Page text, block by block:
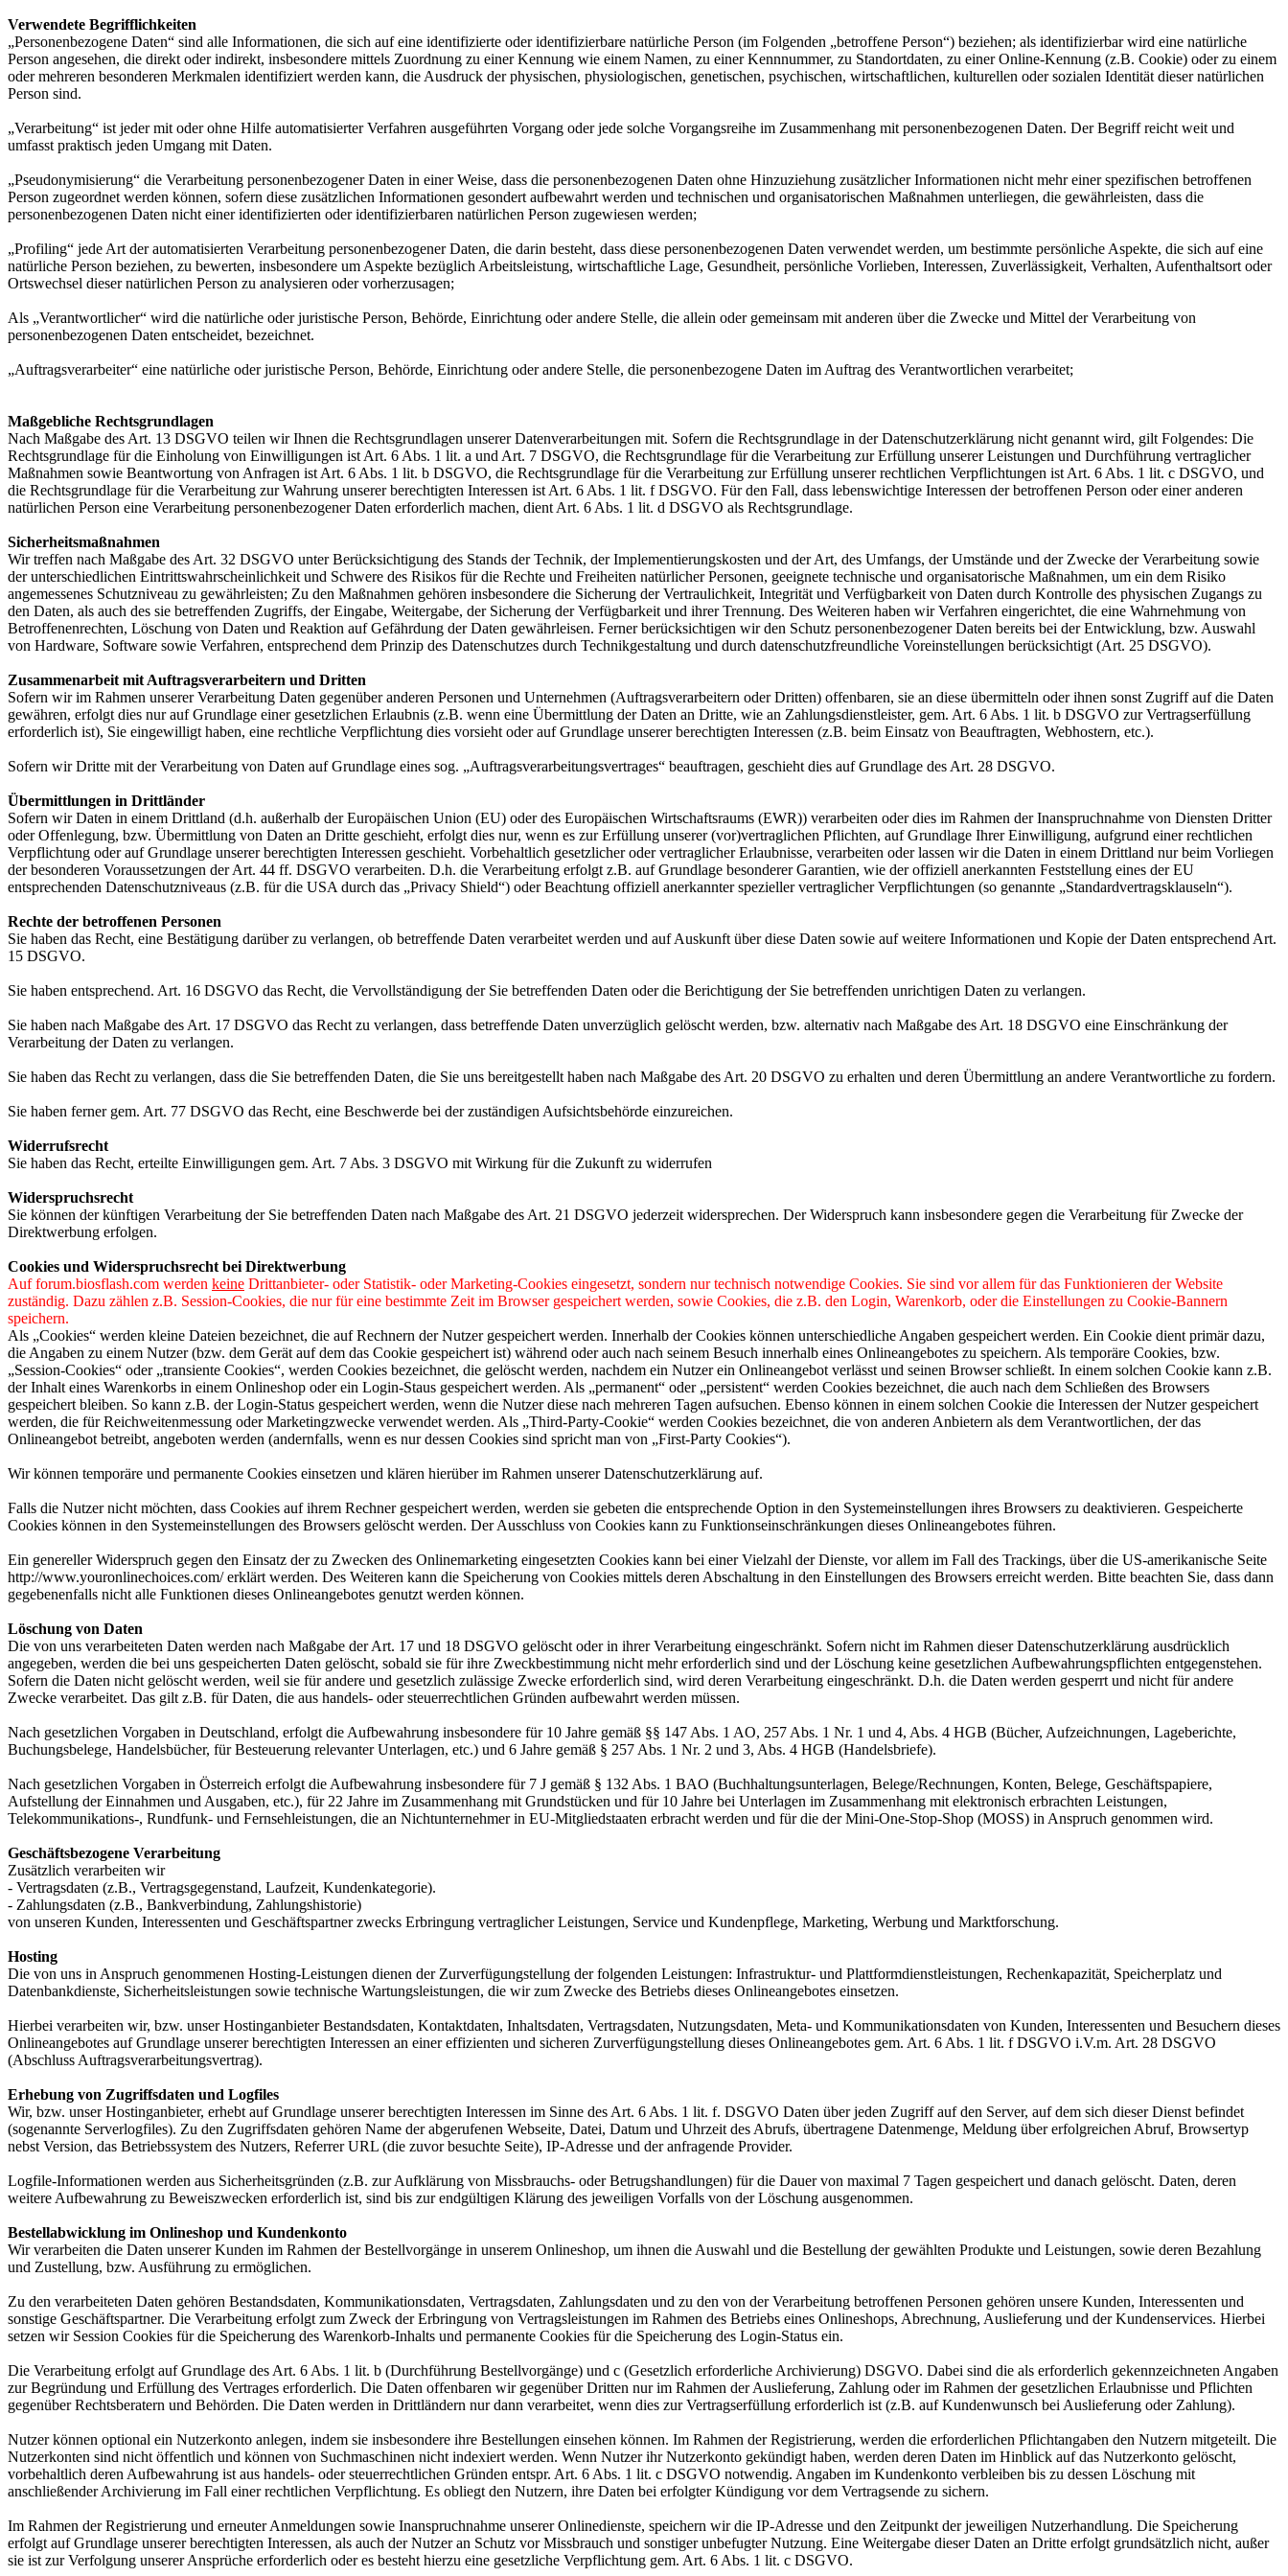
Verwendete Begrifflichkeiten
„Personenbezogene Daten“ sind alle Informationen, die sich auf eine identifizierte oder identifizierbare natürliche Person (im Folgenden „betroffene Person“) beziehen; als identifizierbar wird eine natürliche
Person angesehen, die direkt oder indirekt, insbesondere mittels Zuordnung zu einer Kennung wie einem Namen, zu einer Kennnummer, zu Standortdaten, zu einer Online-Kennung (z.B. Cookie) oder zu einem
oder mehreren besonderen Merkmalen identifiziert werden kann, die Ausdruck der physischen, physiologischen, genetischen, psychischen, wirtschaftlichen, kulturellen oder sozialen Identität dieser natürlichen
Person sind.
„Verarbeitung“ ist jeder mit oder ohne Hilfe automatisierter Verfahren ausgeführten Vorgang oder jede solche Vorgangsreihe im Zusammenhang mit personenbezogenen Daten. Der Begriff reicht weit und
umfasst praktisch jeden Umgang mit Daten.
„Pseudonymisierung“ die Verarbeitung personenbezogener Daten in einer Weise, dass die personenbezogenen Daten ohne Hinzuziehung zusätzlicher Informationen nicht mehr einer spezifischen betroffenen
Person zugeordnet werden können, sofern diese zusätzlichen Informationen gesondert aufbewahrt werden und technischen und organisatorischen Maßnahmen unterliegen, die gewährleisten, dass die
personenbezogenen Daten nicht einer identifizierten oder identifizierbaren natürlichen Person zugewiesen werden;
„Profiling“ jede Art der automatisierten Verarbeitung personenbezogener Daten, die darin besteht, dass diese personenbezogenen Daten verwendet werden, um bestimmte persönliche Aspekte, die sich auf eine
natürliche Person beziehen, zu bewerten, insbesondere um Aspekte bezüglich Arbeitsleistung, wirtschaftliche Lage, Gesundheit, persönliche Vorlieben, Interessen, Zuverlässigkeit, Verhalten, Aufenthaltsort oder
Ortswechsel dieser natürlichen Person zu analysieren oder vorherzusagen;
Als „Verantwortlicher“ wird die natürliche oder juristische Person, Behörde, Einrichtung oder andere Stelle, die allein oder gemeinsam mit anderen über die Zwecke und Mittel der Verarbeitung von
personenbezogenen Daten entscheidet, bezeichnet.
„Auftragsverarbeiter“ eine natürliche oder juristische Person, Behörde, Einrichtung oder andere Stelle, die personenbezogene Daten im Auftrag des Verantwortlichen verarbeitet;
Maßgebliche Rechtsgrundlagen
Nach Maßgabe des Art. 13 DSGVO teilen wir Ihnen die Rechtsgrundlagen unserer Datenverarbeitungen mit. Sofern die Rechtsgrundlage in der Datenschutzerklärung nicht genannt wird, gilt Folgendes: Die
Rechtsgrundlage für die Einholung von Einwilligungen ist Art. 6 Abs. 1 lit. a und Art. 7 DSGVO, die Rechtsgrundlage für die Verarbeitung zur Erfüllung unserer Leistungen und Durchführung vertraglicher
Maßnahmen sowie Beantwortung von Anfragen ist Art. 6 Abs. 1 lit. b DSGVO, die Rechtsgrundlage für die Verarbeitung zur Erfüllung unserer rechtlichen Verpflichtungen ist Art. 6 Abs. 1 lit. c DSGVO, und
die Rechtsgrundlage für die Verarbeitung zur Wahrung unserer berechtigten Interessen ist Art. 6 Abs. 1 lit. f DSGVO. Für den Fall, dass lebenswichtige Interessen der betroffenen Person oder einer anderen
natürlichen Person eine Verarbeitung personenbezogener Daten erforderlich machen, dient Art. 6 Abs. 1 lit. d DSGVO als Rechtsgrundlage.
Sicherheitsmaßnahmen
Wir treffen nach Maßgabe des Art. 32 DSGVO unter Berücksichtigung des Stands der Technik, der Implementierungskosten und der Art, des Umfangs, der Umstände und der Zwecke der Verarbeitung sowie
der unterschiedlichen Eintrittswahrscheinlichkeit und Schwere des Risikos für die Rechte und Freiheiten natürlicher Personen, geeignete technische und organisatorische Maßnahmen, um ein dem Risiko
angemessenes Schutzniveau zu gewährleisten; Zu den Maßnahmen gehören insbesondere die Sicherung der Vertraulichkeit, Integrität und Verfügbarkeit von Daten durch Kontrolle des physischen Zugangs zu
den Daten, als auch des sie betreffenden Zugriffs, der Eingabe, Weitergabe, der Sicherung der Verfügbarkeit und ihrer Trennung. Des Weiteren haben wir Verfahren eingerichtet, die eine Wahrnehmung von
Betroffenenrechten, Löschung von Daten und Reaktion auf Gefährdung der Daten gewährleisen. Ferner berücksichtigen wir den Schutz personenbezogener Daten bereits bei der Entwicklung, bzw. Auswahl
von Hardware, Software sowie Verfahren, entsprechend dem Prinzip des Datenschutzes durch Technikgestaltung und durch datenschutzfreundliche Voreinstellungen berücksichtigt (Art. 25 DSGVO).
Zusammenarbeit mit Auftragsverarbeitern und Dritten
Sofern wir im Rahmen unserer Verarbeitung Daten gegenüber anderen Personen und Unternehmen (Auftragsverarbeitern oder Dritten) offenbaren, sie an diese übermitteln oder ihnen sonst Zugriff auf die Daten
gewähren, erfolgt dies nur auf Grundlage einer gesetzlichen Erlaubnis (z.B. wenn eine Übermittlung der Daten an Dritte, wie an Zahlungsdienstleister, gem. Art. 6 Abs. 1 lit. b DSGVO zur Vertragserfüllung
erforderlich ist), Sie eingewilligt haben, eine rechtliche Verpflichtung dies vorsieht oder auf Grundlage unserer berechtigten Interessen (z.B. beim Einsatz von Beauftragten, Webhostern, etc.).
Sofern wir Dritte mit der Verarbeitung von Daten auf Grundlage eines sog. „Auftragsverarbeitungsvertrages“ beauftragen, geschieht dies auf Grundlage des Art. 28 DSGVO.
Übermittlungen in Drittländer
Sofern wir Daten in einem Drittland (d.h. außerhalb der Europäischen Union (EU) oder des Europäischen Wirtschaftsraums (EWR)) verarbeiten oder dies im Rahmen der Inanspruchnahme von Diensten Dritter
oder Offenlegung, bzw. Übermittlung von Daten an Dritte geschieht, erfolgt dies nur, wenn es zur Erfüllung unserer (vor)vertraglichen Pflichten, auf Grundlage Ihrer Einwilligung, aufgrund einer rechtlichen
Verpflichtung oder auf Grundlage unserer berechtigten Interessen geschieht. Vorbehaltlich gesetzlicher oder vertraglicher Erlaubnisse, verarbeiten oder lassen wir die Daten in einem Drittland nur beim Vorliegen
der besonderen Voraussetzungen der Art. 44 ff. DSGVO verarbeiten. D.h. die Verarbeitung erfolgt z.B. auf Grundlage besonderer Garantien, wie der offiziell anerkannten Feststellung eines der EU
entsprechenden Datenschutzniveaus (z.B. für die USA durch das „Privacy Shield“) oder Beachtung offiziell anerkannter spezieller vertraglicher Verpflichtungen (so genannte „Standardvertragsklauseln“).
Rechte der betroffenen Personen
Sie haben das Recht, eine Bestätigung darüber zu verlangen, ob betreffende Daten verarbeitet werden und auf Auskunft über diese Daten sowie auf weitere Informationen und Kopie der Daten entsprechend Art.
15 DSGVO.
Sie haben entsprechend. Art. 16 DSGVO das Recht, die Vervollständigung der Sie betreffenden Daten oder die Berichtigung der Sie betreffenden unrichtigen Daten zu verlangen.
Sie haben nach Maßgabe des Art. 17 DSGVO das Recht zu verlangen, dass betreffende Daten unverzüglich gelöscht werden, bzw. alternativ nach Maßgabe des Art. 18 DSGVO eine Einschränkung der
Verarbeitung der Daten zu verlangen.
Sie haben das Recht zu verlangen, dass die Sie betreffenden Daten, die Sie uns bereitgestellt haben nach Maßgabe des Art. 20 DSGVO zu erhalten und deren Übermittlung an andere Verantwortliche zu fordern.
Sie haben ferner gem. Art. 77 DSGVO das Recht, eine Beschwerde bei der zuständigen Aufsichtsbehörde einzureichen.
Widerrufsrecht
Sie haben das Recht, erteilte Einwilligungen gem. Art. 7 Abs. 3 DSGVO mit Wirkung für die Zukunft zu widerrufen
Widerspruchsrecht
Sie können der künftigen Verarbeitung der Sie betreffenden Daten nach Maßgabe des Art. 21 DSGVO jederzeit widersprechen. Der Widerspruch kann insbesondere gegen die Verarbeitung für Zwecke der
Direktwerbung erfolgen.
Cookies und Widerspruchsrecht bei Direktwerbung
Auf forum.biosflash.com werden keine Drittanbieter- oder Statistik- oder Marketing-Cookies eingesetzt, sondern nur technisch notwendige Cookies. Sie sind vor allem für das Funktionieren der Website
zuständig. Dazu zählen z.B. Session-Cookies, die nur für eine bestimmte Zeit im Browser gespeichert werden, sowie Cookies, die z.B. den Login, Warenkorb, oder die Einstellungen zu Cookie-Bannern
speichern.
Als „Cookies“ werden kleine Dateien bezeichnet, die auf Rechnern der Nutzer gespeichert werden. Innerhalb der Cookies können unterschiedliche Angaben gespeichert werden. Ein Cookie dient primär dazu,
die Angaben zu einem Nutzer (bzw. dem Gerät auf dem das Cookie gespeichert ist) während oder auch nach seinem Besuch innerhalb eines Onlineangebotes zu speichern. Als temporäre Cookies, bzw.
„Session-Cookies“ oder „transiente Cookies“, werden Cookies bezeichnet, die gelöscht werden, nachdem ein Nutzer ein Onlineangebot verlässt und seinen Browser schließt. In einem solchen Cookie kann z.B.
der Inhalt eines Warenkorbs in einem Onlineshop oder ein Login-Staus gespeichert werden. Als „permanent“ oder „persistent“ werden Cookies bezeichnet, die auch nach dem Schließen des Browsers
gespeichert bleiben. So kann z.B. der Login-Status gespeichert werden, wenn die Nutzer diese nach mehreren Tagen aufsuchen. Ebenso können in einem solchen Cookie die Interessen der Nutzer gespeichert
werden, die für Reichweitenmessung oder Marketingzwecke verwendet werden. Als „Third-Party-Cookie“ werden Cookies bezeichnet, die von anderen Anbietern als dem Verantwortlichen, der das
Onlineangebot betreibt, angeboten werden (andernfalls, wenn es nur dessen Cookies sind spricht man von „First-Party Cookies“).
Wir können temporäre und permanente Cookies einsetzen und klären hierüber im Rahmen unserer Datenschutzerklärung auf.
Falls die Nutzer nicht möchten, dass Cookies auf ihrem Rechner gespeichert werden, werden sie gebeten die entsprechende Option in den Systemeinstellungen ihres Browsers zu deaktivieren. Gespeicherte
Cookies können in den Systemeinstellungen des Browsers gelöscht werden. Der Ausschluss von Cookies kann zu Funktionseinschränkungen dieses Onlineangebotes führen.
Ein genereller Widerspruch gegen den Einsatz der zu Zwecken des Onlinemarketing eingesetzten Cookies kann bei einer Vielzahl der Dienste, vor allem im Fall des Trackings, über die US-amerikanische Seite
http://www.youronlinechoices.com/ erklärt werden. Des Weiteren kann die Speicherung von Cookies mittels deren Abschaltung in den Einstellungen des Browsers erreicht werden. Bitte beachten Sie, dass dann
gegebenenfalls nicht alle Funktionen dieses Onlineangebotes genutzt werden können.
Löschung von Daten
Die von uns verarbeiteten Daten werden nach Maßgabe der Art. 17 und 18 DSGVO gelöscht oder in ihrer Verarbeitung eingeschränkt. Sofern nicht im Rahmen dieser Datenschutzerklärung ausdrücklich
angegeben, werden die bei uns gespeicherten Daten gelöscht, sobald sie für ihre Zweckbestimmung nicht mehr erforderlich sind und der Löschung keine gesetzlichen Aufbewahrungspflichten entgegenstehen.
Sofern die Daten nicht gelöscht werden, weil sie für andere und gesetzlich zulässige Zwecke erforderlich sind, wird deren Verarbeitung eingeschränkt. D.h. die Daten werden gesperrt und nicht für andere
Zwecke verarbeitet. Das gilt z.B. für Daten, die aus handels- oder steuerrechtlichen Gründen aufbewahrt werden müssen.
Nach gesetzlichen Vorgaben in Deutschland, erfolgt die Aufbewahrung insbesondere für 10 Jahre gemäß §§ 147 Abs. 1 AO, 257 Abs. 1 Nr. 1 und 4, Abs. 4 HGB (Bücher, Aufzeichnungen, Lageberichte,
Buchungsbelege, Handelsbücher, für Besteuerung relevanter Unterlagen, etc.) und 6 Jahre gemäß § 257 Abs. 1 Nr. 2 und 3, Abs. 4 HGB (Handelsbriefe).
Nach gesetzlichen Vorgaben in Österreich erfolgt die Aufbewahrung insbesondere für 7 J gemäß § 132 Abs. 1 BAO (Buchhaltungsunterlagen, Belege/Rechnungen, Konten, Belege, Geschäftspapiere,
Aufstellung der Einnahmen und Ausgaben, etc.), für 22 Jahre im Zusammenhang mit Grundstücken und für 10 Jahre bei Unterlagen im Zusammenhang mit elektronisch erbrachten Leistungen,
Telekommunikations-, Rundfunk- und Fernsehleistungen, die an Nichtunternehmer in EU-Mitgliedstaaten erbracht werden und für die der Mini-One-Stop-Shop (MOSS) in Anspruch genommen wird.
Geschäftsbezogene Verarbeitung
Zusätzlich verarbeiten wir
- Vertragsdaten (z.B., Vertragsgegenstand, Laufzeit, Kundenkategorie).
- Zahlungsdaten (z.B., Bankverbindung, Zahlungshistorie)
von unseren Kunden, Interessenten und Geschäftspartner zwecks Erbringung vertraglicher Leistungen, Service und Kundenpflege, Marketing, Werbung und Marktforschung.
Hosting
Die von uns in Anspruch genommenen Hosting-Leistungen dienen der Zurverfügungstellung der folgenden Leistungen: Infrastruktur- und Plattformdienstleistungen, Rechenkapazität, Speicherplatz und
Datenbankdienste, Sicherheitsleistungen sowie technische Wartungsleistungen, die wir zum Zwecke des Betriebs dieses Onlineangebotes einsetzen.
Hierbei verarbeiten wir, bzw. unser Hostinganbieter Bestandsdaten, Kontaktdaten, Inhaltsdaten, Vertragsdaten, Nutzungsdaten, Meta- und Kommunikationsdaten von Kunden, Interessenten und Besuchern dieses
Onlineangebotes auf Grundlage unserer berechtigten Interessen an einer effizienten und sicheren Zurverfügungstellung dieses Onlineangebotes gem. Art. 6 Abs. 1 lit. f DSGVO i.V.m. Art. 28 DSGVO
(Abschluss Auftragsverarbeitungsvertrag).
Erhebung von Zugriffsdaten und Logfiles
Wir, bzw. unser Hostinganbieter, erhebt auf Grundlage unserer berechtigten Interessen im Sinne des Art. 6 Abs. 1 lit. f. DSGVO Daten über jeden Zugriff auf den Server, auf dem sich dieser Dienst befindet
(sogenannte Serverlogfiles). Zu den Zugriffsdaten gehören Name der abgerufenen Webseite, Datei, Datum und Uhrzeit des Abrufs, übertragene Datenmenge, Meldung über erfolgreichen Abruf, Browsertyp
nebst Version, das Betriebssystem des Nutzers, Referrer URL (die zuvor besuchte Seite), IP-Adresse und der anfragende Provider.
Logfile-Informationen werden aus Sicherheitsgründen (z.B. zur Aufklärung von Missbrauchs- oder Betrugshandlungen) für die Dauer von maximal 7 Tagen gespeichert und danach gelöscht. Daten, deren
weitere Aufbewahrung zu Beweiszwecken erforderlich ist, sind bis zur endgültigen Klärung des jeweiligen Vorfalls von der Löschung ausgenommen.
Bestellabwicklung im Onlineshop und Kundenkonto
Wir verarbeiten die Daten unserer Kunden im Rahmen der Bestellvorgänge in unserem Onlineshop, um ihnen die Auswahl und die Bestellung der gewählten Produkte und Leistungen, sowie deren Bezahlung
und Zustellung, bzw. Ausführung zu ermöglichen.
Zu den verarbeiteten Daten gehören Bestandsdaten, Kommunikationsdaten, Vertragsdaten, Zahlungsdaten und zu den von der Verarbeitung betroffenen Personen gehören unsere Kunden, Interessenten und
sonstige Geschäftspartner. Die Verarbeitung erfolgt zum Zweck der Erbringung von Vertragsleistungen im Rahmen des Betriebs eines Onlineshops, Abrechnung, Auslieferung und der Kundenservices. Hierbei
setzen wir Session Cookies für die Speicherung des Warenkorb-Inhalts und permanente Cookies für die Speicherung des Login-Status ein.
Die Verarbeitung erfolgt auf Grundlage des Art. 6 Abs. 1 lit. b (Durchführung Bestellvorgänge) und c (Gesetzlich erforderliche Archivierung) DSGVO. Dabei sind die als erforderlich gekennzeichneten Angaben
zur Begründung und Erfüllung des Vertrages erforderlich. Die Daten offenbaren wir gegenüber Dritten nur im Rahmen der Auslieferung, Zahlung oder im Rahmen der gesetzlichen Erlaubnisse und Pflichten
gegenüber Rechtsberatern und Behörden. Die Daten werden in Drittländern nur dann verarbeitet, wenn dies zur Vertragserfüllung erforderlich ist (z.B. auf Kundenwunsch bei Auslieferung oder Zahlung).
Nutzer können optional ein Nutzerkonto anlegen, indem sie insbesondere ihre Bestellungen einsehen können. Im Rahmen der Registrierung, werden die erforderlichen Pflichtangaben den Nutzern mitgeteilt. Die
Nutzerkonten sind nicht öffentlich und können von Suchmaschinen nicht indexiert werden. Wenn Nutzer ihr Nutzerkonto gekündigt haben, werden deren Daten im Hinblick auf das Nutzerkonto gelöscht,
vorbehaltlich deren Aufbewahrung ist aus handels- oder steuerrechtlichen Gründen entspr. Art. 6 Abs. 1 lit. c DSGVO notwendig. Angaben im Kundenkonto verbleiben bis zu dessen Löschung mit
anschließender Archivierung im Fall einer rechtlichen Verpflichtung. Es obliegt den Nutzern, ihre Daten bei erfolgter Kündigung vor dem Vertragsende zu sichern.
Im Rahmen der Registrierung und erneuter Anmeldungen sowie Inanspruchnahme unserer Onlinedienste, speichern wir die IP-Adresse und den Zeitpunkt der jeweiligen Nutzerhandlung. Die Speicherung
erfolgt auf Grundlage unserer berechtigten Interessen, als auch der Nutzer an Schutz vor Missbrauch und sonstiger unbefugter Nutzung. Eine Weitergabe dieser Daten an Dritte erfolgt grundsätzlich nicht, außer
sie ist zur Verfolgung unserer Ansprüche erforderlich oder es besteht hierzu eine gesetzliche Verpflichtung gem. Art. 6 Abs. 1 lit. c DSGVO.